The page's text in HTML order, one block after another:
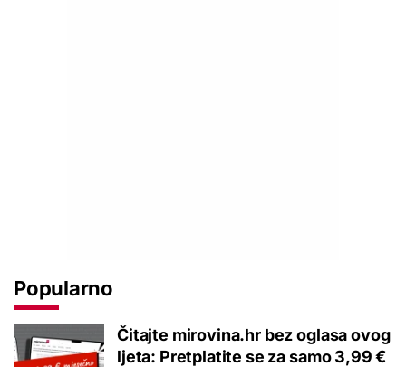
Popularno
Čitajte mirovina.hr bez oglasa ovog
ljeta: Pretplatite se za samo 3,99 €